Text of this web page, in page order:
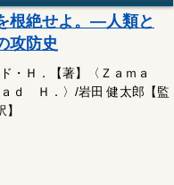
絶せよ。―人類と
攻防史
・Ｈ．【著】〈Ｚａｍａ
ａｄ Ｈ．〉/岩田 健太郎【監